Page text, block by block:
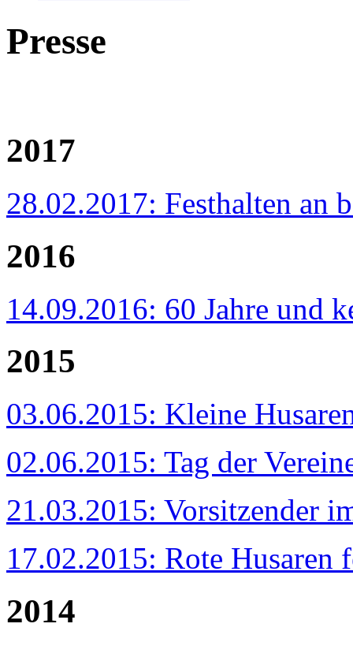
Presse
2017
28.02.2017: Festhalten an
2016
14.09.2016: 60 Jahre und
2015
03.06.2015: Kleine
02.06.2015: Tag der
21.03.2015: Vorsitzender
17.02.2015: Rote Husaren
2014